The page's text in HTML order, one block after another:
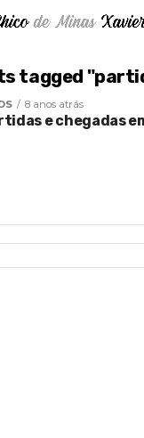
tagged
8 anos atrás
e chegadas